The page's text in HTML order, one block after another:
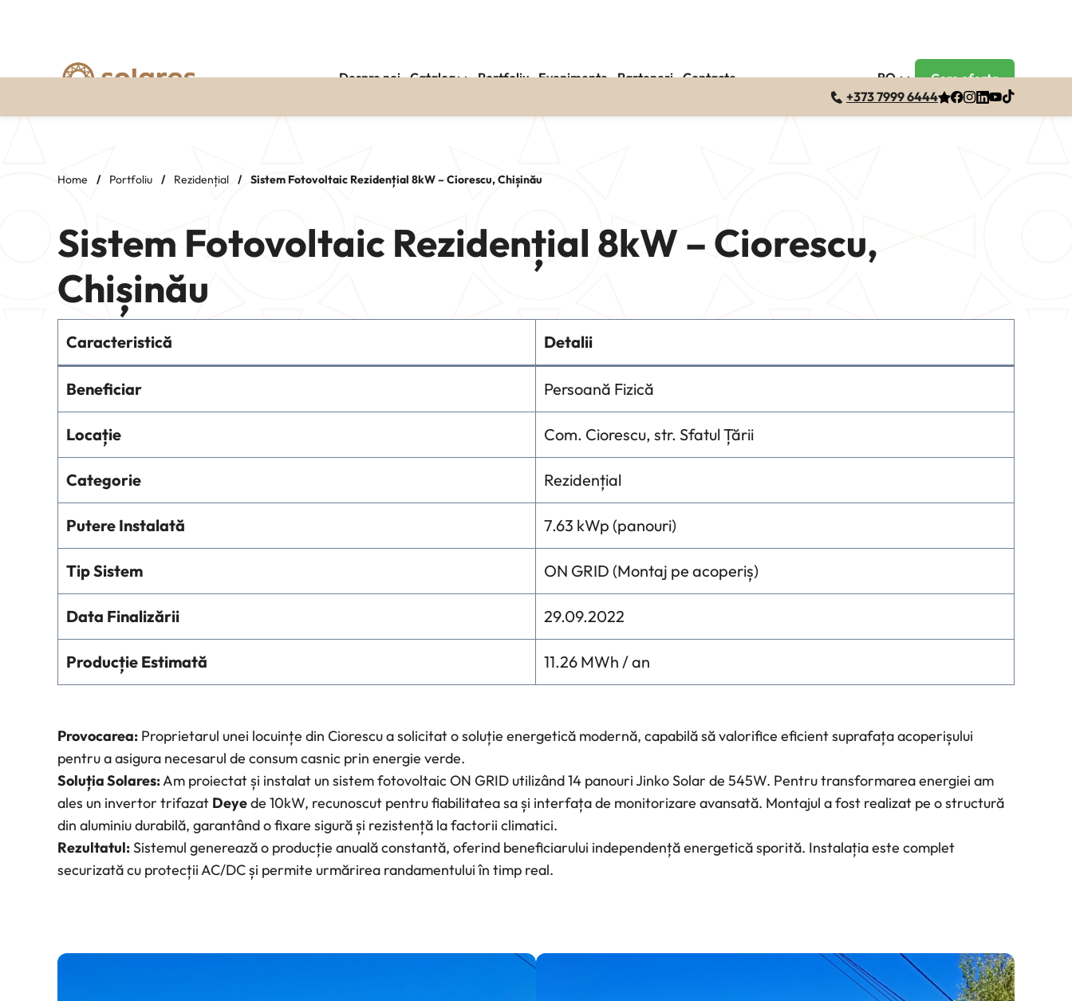
Skip
+373 7999 6444
Despre noi Catalog Portfoliu Evenimente Parteneri Contacte RO Cere oferta
Home / Portfoliu / Rezidențial / Sistem Fotovoltaic Rezidențial 8kW – Ciorescu, Chișinău
Sistem Fotovoltaic Rezidențial 8kW – Ciorescu,
Chișinău
Caracteristică Detalii
Beneficiar Persoană Fizică
Locație Com. Ciorescu, str. Sfatul Țării
Categorie Rezidențial
Putere Instalată 7.63 kWp (panouri)
Tip Sistem ON GRID (Montaj pe acoperiș)
Data Finalizării 29.09.2022
Producție Estimată 11.26 MWh / an
Provocarea: Proprietarul unei locuințe din Ciorescu a solicitat o soluție energetică modernă, capabilă să valorifice eficient suprafața acoperișului
pentru a asigura necesarul de consum casnic prin energie verde.
Soluția Solares:Am proiectat și instalat un sistem fotovoltaic ON GRID utilizând 14 panouri Jinko Solar de 545W. Pentru transformarea energiei am
ales un invertor trifazat Deyede 10kW, recunoscut pentru fiabilitatea sa și interfața de monitorizare avansată. Montajul a fost realizat pe o structură
din aluminiu durabilă, garantând o fixare sigură și rezistență la factorii climatici.
Rezultatul:Sistemul generează o producție anuală constantă, oferind beneficiarului independență energetică sporită. Instalația este complet
securizată cu protecții AC/DC și permite urmărirea randamentului în timp real.